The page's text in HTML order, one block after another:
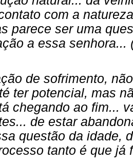
com a
parece ser uma
a essa senhora...
de sofrimento,
ter potencial, mas
chegando ao fim...
de estar
questão da idade,
tanto é que já